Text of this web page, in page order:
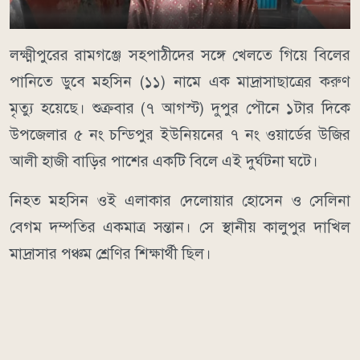
লক্ষ্মীপুরের রামগঞ্জে সহপাঠীদের সঙ্গে খেলতে গিয়ে বিলের
পানিতে ডুবে মহসিন (১১) নামে এক মাদ্রাসাছাত্রের করুণ
মৃত্যু হয়েছে। শুক্রবার (৭ আগস্ট) দুপুর পৌনে ১টার দিকে
উপজেলার ৫ নং চন্ডিপুর ইউনিয়নের ৭ নং ওয়ার্ডের উজির
আলী হাজী বাড়ির পাশের একটি বিলে এই দুর্ঘটনা ঘটে।
নিহত মহসিন ওই এলাকার দেলোয়ার হোসেন ও সেলিনা
বেগম দম্পতির একমাত্র সন্তান। সে স্থানীয় কালুপুর দাখিল
মাদ্রাসার পঞ্চম শ্রেণির শিক্ষার্থী ছিল।